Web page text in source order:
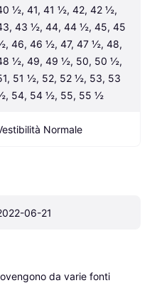
½, 41, 41 ½, 42, 42 ½,
43 ½, 44, 44 ½, 45, 45
46, 46 ½, 47, 47 ½, 48,
½, 49, 49 ½, 50, 50 ½,
51 ½, 52, 52 ½, 53, 53
54, 54 ½, 55, 55 ½
Normale
06-21
da varie fonti